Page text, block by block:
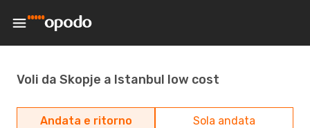
Voli da Skopje a Istanbul low cost
Andata e ritorno Sola andata